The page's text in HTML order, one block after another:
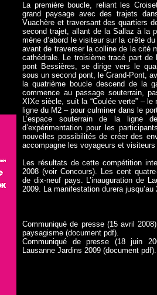
La première boucle, reliant les
grand paysage avec des trajets
Vuachère et traversant des quartiers
second trajet, allant de la Sallaz à la
mène d’abord le visiteur sur la crête
avant de traverser la colline de la cité
cathédrale. Le troisième tracé part
pont Bessières, se dirige vers le
sous un second pont, le Grand-Pont,
la quatrième boucle descend de la
commence au passage souterrain,
XIXe siècle, suit la “Coulée verte” –
ligne du M2 – pour culminer dans le
L’espace souterrain de la ligne
d’expérimentation pour les
nouvelles possibilités de créer des
accompagne les voyageurs et
Les résultats de cette compétition
2008 (voir Concours). Les cent
de dix-neuf pays. L’inauguration de
2009. La manifestation durera jusqu’au
Communiqué de presse (15 avril
paysagisme (document pdf).
Communiqué de presse (18 juin
Lausanne Jardins 2009 (document pdf).